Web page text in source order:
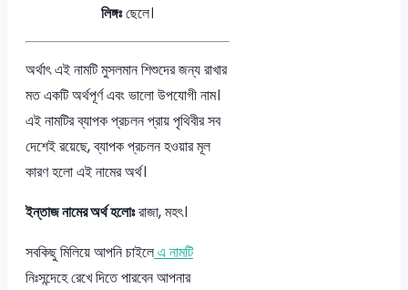
লিঙ্গঃছেলে।
অর্থাৎ এই নামটি মুসলমান শিশুদের জন্য রাখার
মত একটি অর্থপূর্ণ এবং ভালো উপযোগী নাম।
এই নামটির ব্যাপক প্রচলন প্রায় পৃথিবীর সব
দেশেই রয়েছে, ব্যাপক প্রচলন হওয়ার মূল
কারণ হলো এই নামের অর্থ।
ইন্তাজ নামের অর্থ হলোঃরাজা, মহৎ।
সবকিছু মিলিয়ে আপনি চাইলেএ নামটি
নিঃসন্দেহে রেখে দিতে পারবেন আপনার